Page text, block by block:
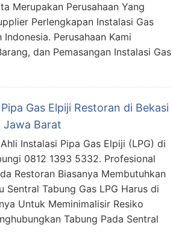
Merupakan Perusahaan Yang
Perlengkapan Instalasi Gas
Perusahaan Kami
dan Pemasangan Instalasi Gas
Gas Elpiji Restoran di Bekasi
Jawa Barat
Instalasi Pipa Gas Elpiji (LPG) di
0812 1393 5332. Profesional
Restoran Biasanya Membutuhkan
Sentral Tabung Gas LPG Harus di
Untuk Meminimalisir Resiko
Tabung Pada Sentral